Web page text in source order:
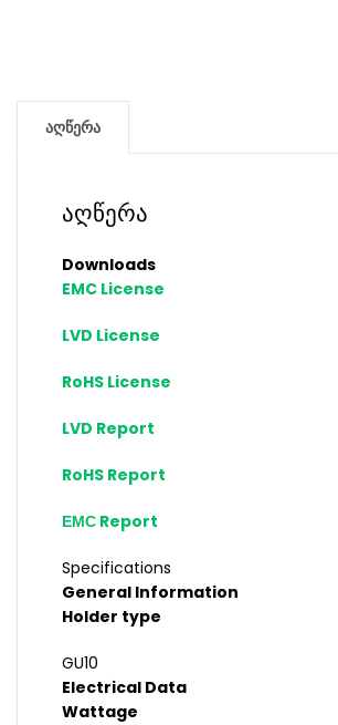
აღწერა
აღწერა
Downloads
EMC License
LVD License
RoHS License
LVD Report
RoHS Report
ЕМС Report
Specifications
General Information
Holder type
GU10
Electrical Data
Wattage